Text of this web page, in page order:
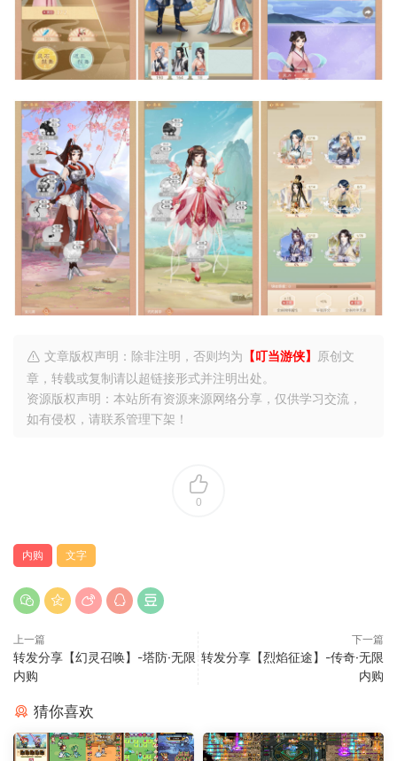
文章版权声明：除非注明，否则均为 【叮当游侠】
原创文
章，转载或复制请以超链接形式并注明出处。
资源版权声明：本站所有资源来源网络分享，仅供学习交流，
如有侵权，请联系管理下架！
0
内购 文字
上一篇
转发分享【幻灵召唤】-塔防·无限
内购
下一篇
转发分享【烈焰征途】-传奇·无限
内购
猜你喜欢